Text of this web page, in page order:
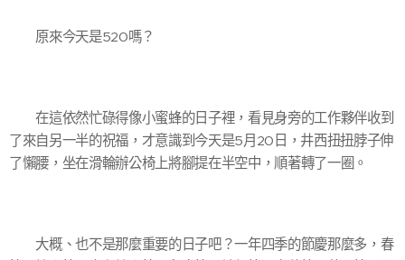
原來今天是520嗎？
在這依然忙碌得像小蜜蜂的日子裡，看見身旁的工作夥伴收到
了來自另一半的祝福，才意識到今天是5月20日，井西扭扭脖子伸
了懶腰，坐在滑輪辦公椅上將腳提在半空中，順著轉了一圈。
大概、也不是那麼重要的日子吧？一年四季的節慶那麼多，春